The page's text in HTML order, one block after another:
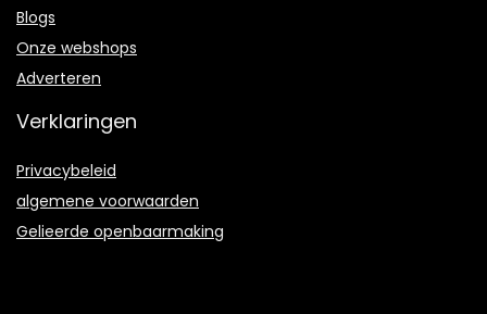
Blogs
Onze webshops
Adverteren
Verklaringen
Privacybeleid
algemene voorwaarden
Gelieerde openbaarmaking